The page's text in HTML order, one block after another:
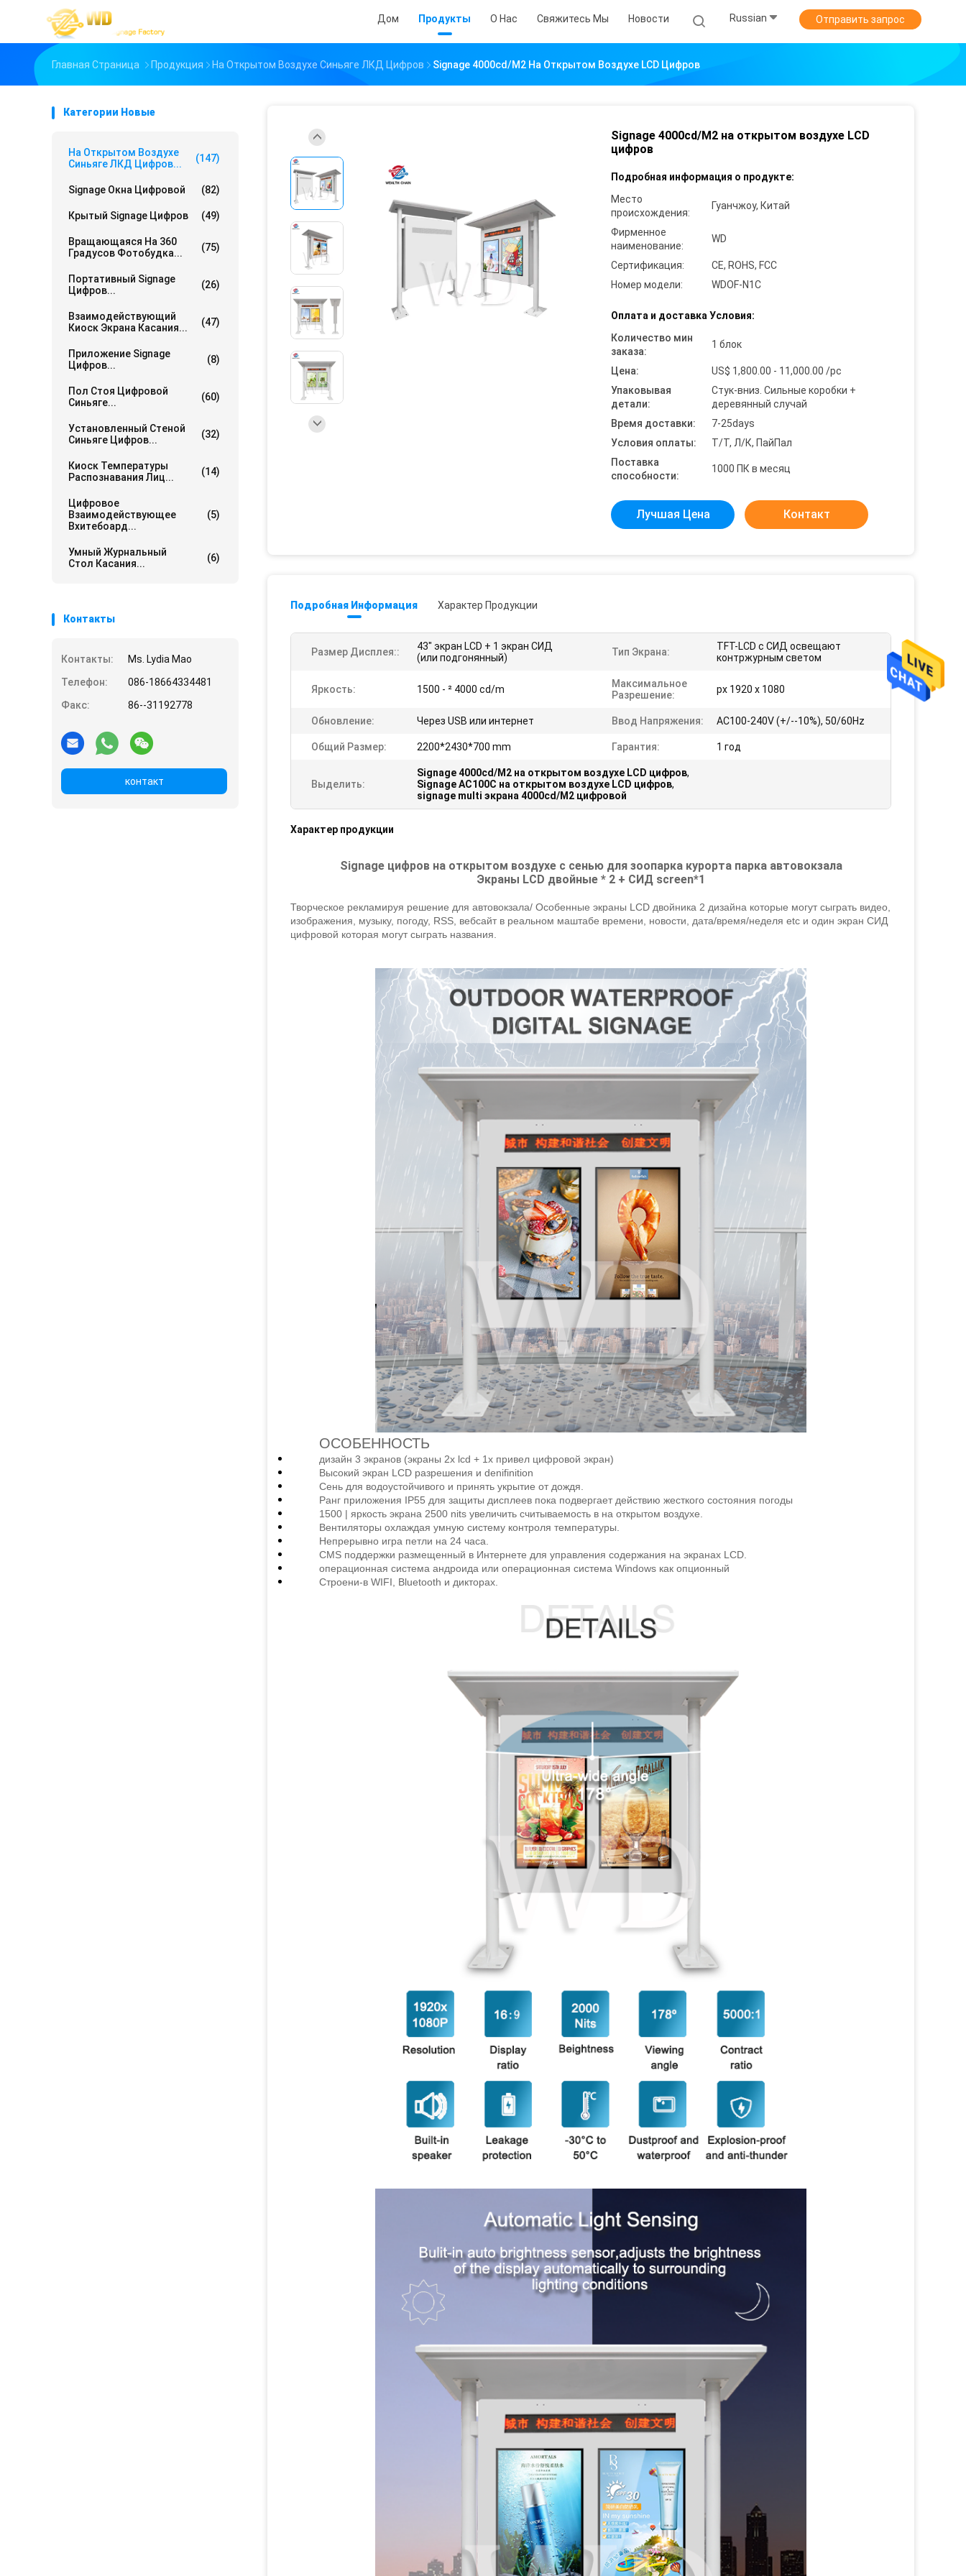
Дом Продукты О Нас Свяжитесь Мы Новости Russian Отправить запрос
Главная Страница Продукция На Открытом Воздухе Синьяге ЛКД Цифров Signage 4000cd/M2 На Открытом Воздухе LCD Цифров
Категории Новые
На Открытом Воздухе
Синьяге ЛКД Цифров...
(147)
Signage Окна Цифровой (82)
Крытый Signage Цифров (49)
Вращающаяся На 360
Градусов Фотобудка...
(75)
Портативный Signage
Цифров...
(26)
Взаимодействующий
Киоск Экрана Касания...
(47)
Приложение Signage
Цифров...
(8)
Пол Стоя Цифровой
Синьяге...
(60)
Установленный Стеной
Синьяге Цифров...
(32)
Киоск Температуры
Распознавания Лиц...
(14)
Цифровое
Взаимодействующее
Вхитебоард...
(5)
Умный Журнальный
Стол Касания...
(6)
Контакты
Контакты:
Ms. Lydia Mao
Телефон:
086-18664334481
Факс:
86--31192778
контакт
Signage 4000cd/M2 на открытом воздухе LCD
цифров
Подробная информация о продукте:
Место
происхождения:
Гуанчжоу, Китай
Фирменное
наименование:
WD
Сертификация:
CE, ROHS, FCC
Номер модели:
WDOF-N1C
Оплата и доставка Условия:
Количество мин
заказа:
1 блок
Цена:
US$ 1,800.00 - 11,000.00 /pc
Упаковывая
детали:
Стук-вниз. Сильные коробки +
деревянный случай
Время доставки:
7-25days
Условия оплаты:
Т/Т, Л/К, ПайПал
Поставка
способности:
1000 ПК в месяц
Лучшая Цена Контакт
Подробная Информация Характер Продукции
Размер Дисплея::
43" экран LCD + 1 экран СИД
(или подгонянный)
Тип Экрана:
TFT-LCD с СИД освещают
контржурным светом
Яркость: 1500 - ² 4000 cd/m
Максимальное
Разрешение:
px 1920 x 1080
Обновление: Через USB или интернет Ввод Напряжения: AC100-240V (+/--10%), 50/60Hz
Общий Размер: 2200*2430*700 mm Гарантия: 1 год
Выделить:
Signage 4000cd/M2 на открытом воздухе LCD цифров,
Signage AC100C на открытом воздухе LCD цифров,
signage multi экрана 4000cd/M2 цифровой
Характер продукции
Signage цифров на открытом воздухе с сенью для зоопарка курорта парка автовокзала
Экраны LCD двойные * 2 + СИД screen*1
Творческое рекламируя решение для автовокзала/ Особенные экраны LCD двойника 2 дизайна которые могут сыграть видео,
изображения, музыку, погоду, RSS, вебсайт в реальном маштабе времени, новости, дата/время/неделя etc и один экран СИД
цифровой которая могут сыграть названия.
ОСОБЕННОСТЬ
дизайн 3 экранов (экраны 2x lcd + 1x привел цифровой экран)
Высокий экран LCD разрешения и denifinition
Сень для водоустойчивого и принять укрытие от дождя.
Ранг приложения IP55 для защиты дисплеев пока подвергает действию жесткого состояния погоды
1500 | яркость экрана 2500 nits увеличить считываемость в на открытом воздухе.
Вентиляторы охлаждая умную систему контроля температуры.
Непрерывно игра петли на 24 часа.
CMS поддержки размещенный в Интернете для управления содержания на экранах LCD.
операционная система андроида или операционная система Windows как опционный
Строени-в WIFI, Bluetooth и дикторах.